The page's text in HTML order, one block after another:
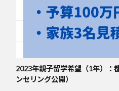
2023年親子留学希望（1年）：
ンセリング公開）